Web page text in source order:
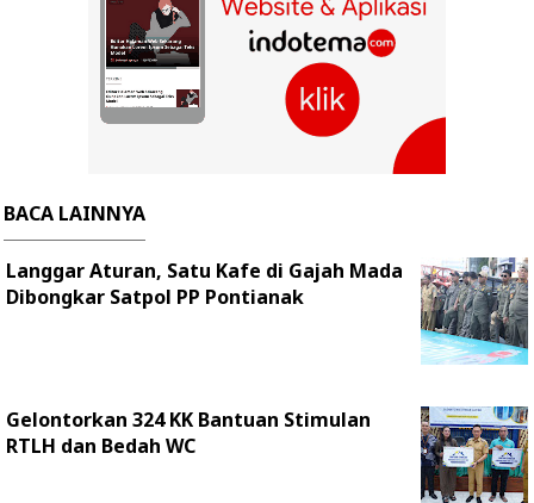
BACA LAINNYA
Langgar Aturan, Satu Kafe di Gajah Mada
Dibongkar Satpol PP Pontianak
Gelontorkan 324 KK Bantuan Stimulan
RTLH dan Bedah WC